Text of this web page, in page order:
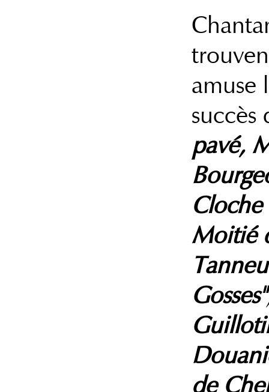
amuse
succès
pavé,
Moitié
Gosses"
de